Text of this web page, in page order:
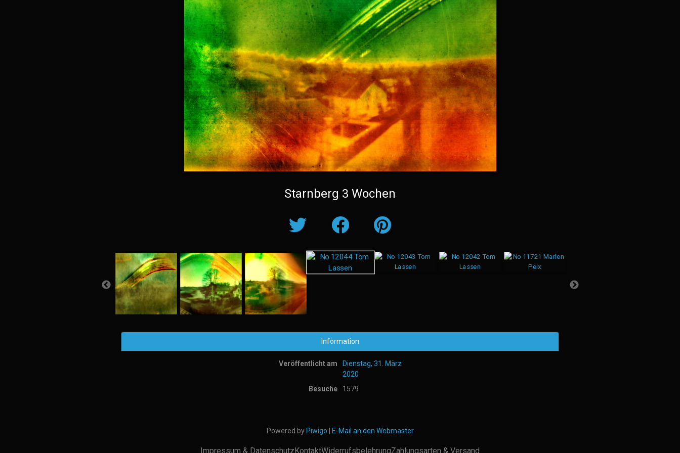
Starnberg 3 Wochen
Information
Veröffentlicht am
Dienstag, 31. März
2020
Besuche
1579
Powered by Piwigo E-Mail an den Webmaster
Impressum & DatenschutzKontaktWiderrufsbelehrungZahlungsarten & Versand